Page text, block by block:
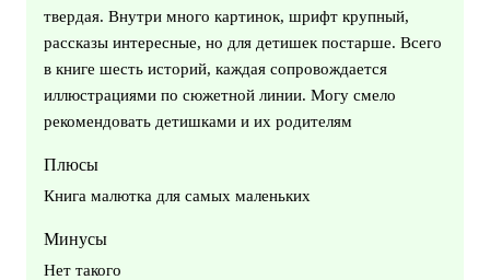
твердая. Внутри много картинок, шрифт крупный,
рассказы интересные, но для детишек постарше. Всего
в книге шесть историй, каждая сопровождается
иллюстрациями по сюжетной линии. Могу смело
рекомендовать детишками и их родителям
Плюсы
Книга малютка для самых маленьких
Минусы
Нет такого